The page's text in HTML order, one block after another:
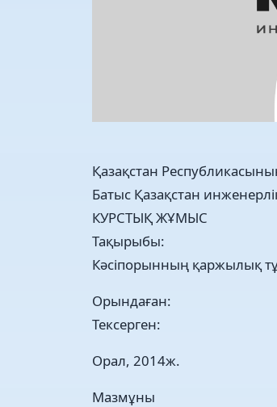
Қазақстан
Батыс Қазақстан
КУРСТЫҚ ЖҰМЫС
Тақырыбы:
Кәсіпорынның қаржылық
Орындаған:
Тексерген:
Орал, 2014ж.
Мазмұны